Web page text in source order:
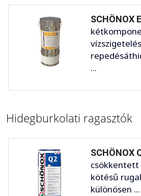
SCHÖNOX
vízszigetelés
...
Hidegburkolati ragasztók
SCHÖNOX
csökkentett
kötésű
különösen ...